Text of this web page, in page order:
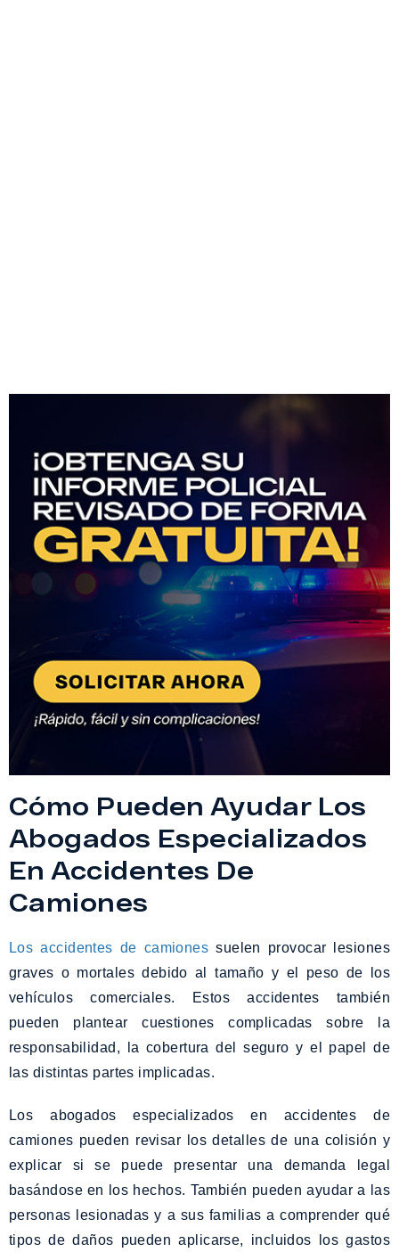
Cómo Pueden Ayudar Los
Abogados Especializados
En Accidentes De
Camiones
Los accidentes de camiones suelen provocar lesiones
graves o mortales debido al tamaño y el peso de los
vehículos comerciales. Estos accidentes también
pueden plantear cuestiones complicadas sobre la
responsabilidad, la cobertura del seguro y el papel de
las distintas partes implicadas.
Los abogados especializados en accidentes de
camiones pueden revisar los detalles de una colisión y
explicar si se puede presentar una demanda legal
basándose en los hechos. También pueden ayudar a las
personas lesionadas y a sus familias a comprender qué
tipos de daños pueden aplicarse, incluidos los gastos